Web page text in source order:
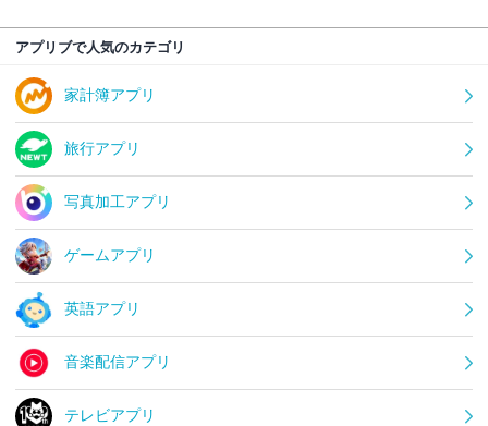
アプリブで人気のカテゴリ
家計簿アプリ
旅行アプリ
写真加工アプリ
ゲームアプリ
英語アプリ
音楽配信アプリ
テレビアプリ